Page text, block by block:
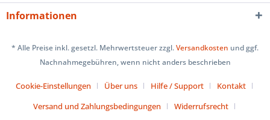
Informationen
* Alle Preise inkl. gesetzl. Mehrwertsteuer zzgl.Versandkosten und ggf.
Nachnahmegebühren, wenn nicht anders beschrieben
Cookie-Einstellungen Über uns Hilfe / Support
Kontakt
Versand und Zahlungsbedingungen
Widerrufsrecht